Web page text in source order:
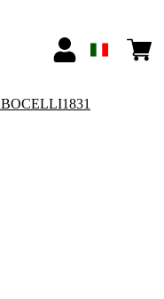
BOCELLI1831